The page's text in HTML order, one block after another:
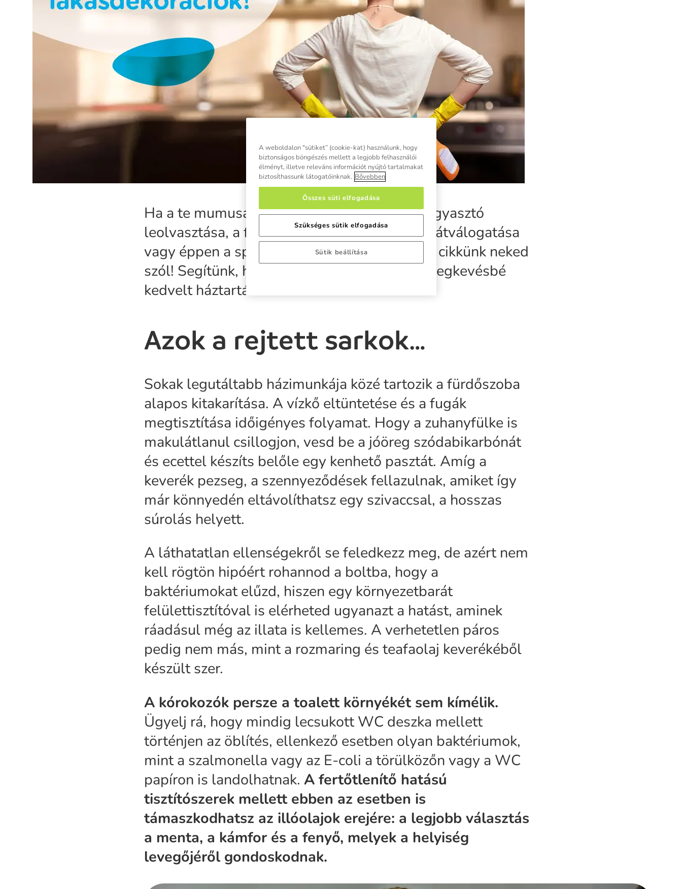
Ha a te mumusaid között is ott sorakozik a fagyasztó
leolvasztása, a függönymosás, a szekrényed átválogatása
vagy éppen a spájz rendszerezése, akkor ez a cikkünk neked
szól! Segítünk, hogyan végezz hatékonyan a legkevésbé
kedvelt háztartási munkákkal is!
Azok a rejtett sarkok…
Sokak legutáltabb házimunkája közé tartozik a fürdőszoba
alapos kitakarítása. A vízkő eltüntetése és a fugák
megtisztítása időigényes folyamat. Hogy a zuhanyfülke is
makulátlanul csillogjon, vesd be a jóöreg szódabikarbónát
és ecettel készíts belőle egy kenhető pasztát. Amíg a
keverék pezseg, a szennyeződések fellazulnak, amiket így
már könnyedén eltávolíthatsz egy szivaccsal, a hosszas
súrolás helyett.
A láthatatlan ellenségekről se feledkezz meg, de azért nem
kell rögtön hipóért rohannod a boltba, hogy a
baktériumokat elűzd, hiszen egy környezetbarát
felülettisztítóval is elérheted ugyanazt a hatást, aminek
ráadásul még az illata is kellemes. A verhetetlen páros
pedig nem más, mint a rozmaring és teafaolaj keverékéből
készült szer.
A kórokozók persze a toalett környékét sem kímélik.
Ügyelj rá, hogy mindig lecsukott WC deszka mellett
történjen az öblítés, ellenkező esetben olyan baktériumok,
mint a szalmonella vagy az E-coli a törülközőn vagy a WC
papíron is landolhatnak.A fertőtlenítő hatású
tisztítószerek mellett ebben az esetben is
támaszkodhatsz az illóolajok erejére: a legjobb választás
a menta, a kámfor és a fenyő, melyek a helyiség
levegőjéről gondoskodnak.
A weboldalon "sütiket” (cookie-kat) használunk, hogy
biztonságos böngészés mellett a legjobb felhasználói
élményt, illetve releváns információt nyújtó tartalmakat
biztosíthassunk látogatóinknak. Bővebben
Összes süti elfogadása
Szükséges sütik elfogadása
Sütik beállítása